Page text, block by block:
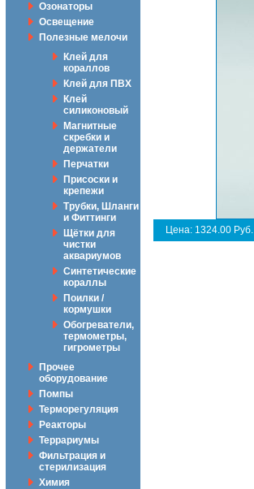
Озонаторы
Освещение
Полезные мелочи
Клей для
кораллов
Клей для ПВХ
Клей
силиконовый
Магнитные
скребки и
держатели
Перчатки
Присоски и
крепежи
Трубки, Шланги
и Фиттинги
Щётки для
чистки
аквариумов
Синтетические
кораллы
Поилки /
кормушки
Обогреватели,
термометры,
гигрометры
Прочее
оборудование
Помпы
Терморегуляция
Реакторы
Террариумы
Фильтрация и
стерилизация
Химия
Цена: 1324.00 Руб.